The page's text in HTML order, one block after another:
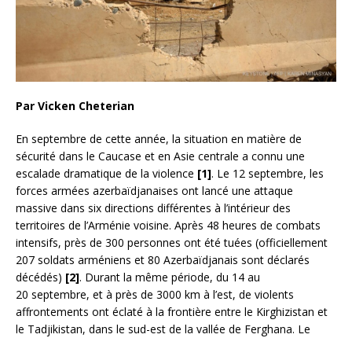
Par Vicken Cheterian
En septembre de cette année, la situation en matière de
sécurité dans le Caucase et en Asie centrale a connu une
escalade dramatique de la violence [1]. Le 12 septembre, les
forces armées azerbaïdjanaises ont lancé une attaque
massive dans six directions différentes à l’intérieur des
territoires de l’Arménie voisine. Après 48 heures de combats
intensifs, près de 300 personnes ont été tuées (officiellement
207 soldats arméniens et 80 Azerbaïdjanais sont déclarés
décédés) [2]. Durant la même période, du 14 au
20 septembre, et à près de 3000 km à l’est, de violents
affrontements ont éclaté à la frontière entre le Kirghizistan et
le Tadjikistan, dans le sud-est de la vallée de Ferghana. Le